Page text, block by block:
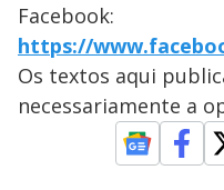
Facebook:
https://
Os textos aqui
necessariamente a